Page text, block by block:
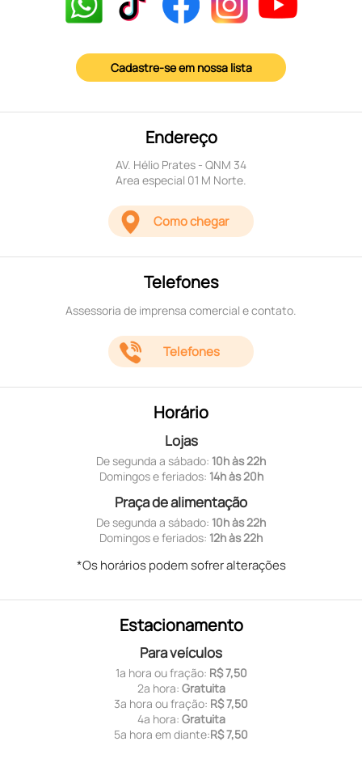
Cadastre-se em nossa lista
Endereço
AV. Hélio Prates - QNM 34
Area especial 01 M Norte.
Como chegar
Telefones
Assessoria de imprensa comercial e contato.
Telefones
Horário
Lojas
De segunda a sábado: 10h às 22h
Domingos e feriados: 14h às 20h
Praça de alimentação
De segunda a sábado: 10h às 22h
Domingos e feriados: 12h às 22h
*Os horários podem sofrer alterações
Estacionamento
Para veículos
1ª hora ou fração: R$ 7,50
2ª hora: Gratuita
3ª hora ou fração: R$ 7,50
4ª hora: Gratuita
5ª hora em diante:R$ 7,50